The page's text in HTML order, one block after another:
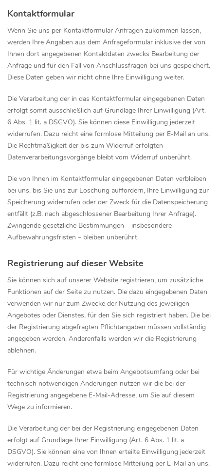
Kontaktformular
Wenn Sie uns per Kontaktformular Anfragen zukommen lassen,
werden Ihre Angaben aus dem Anfrageformular inklusive der von
Ihnen dort angegebenen Kontaktdaten zwecks Bearbeitung der
Anfrage und für den Fall von Anschlussfragen bei uns gespeichert.
Diese Daten geben wir nicht ohne Ihre Einwilligung weiter.
Die Verarbeitung der in das Kontaktformular eingegebenen Daten
erfolgt somit ausschließlich auf Grundlage Ihrer Einwilligung (Art.
6 Abs. 1 lit. a DSGVO). Sie können diese Einwilligung jederzeit
widerrufen. Dazu reicht eine formlose Mitteilung per E-Mail an uns.
Die Rechtmäßigkeit der bis zum Widerruf erfolgten
Datenverarbeitungsvorgänge bleibt vom Widerruf unberührt.
Die von Ihnen im Kontaktformular eingegebenen Daten verbleiben
bei uns, bis Sie uns zur Löschung auffordern, Ihre Einwilligung zur
Speicherung widerrufen oder der Zweck für die Datenspeicherung
entfällt (z.B. nach abgeschlossener Bearbeitung Ihrer Anfrage).
Zwingende gesetzliche Bestimmungen – insbesondere
Aufbewahrungsfristen – bleiben unberührt.
Registrierung auf dieser Website
Sie können sich auf unserer Website registrieren, um zusätzliche
Funktionen auf der Seite zu nutzen. Die dazu eingegebenen Daten
verwenden wir nur zum Zwecke der Nutzung des jeweiligen
Angebotes oder Dienstes, für den Sie sich registriert haben. Die bei
der Registrierung abgefragten Pflichtangaben müssen vollständig
angegeben werden. Anderenfalls werden wir die Registrierung
ablehnen.
Für wichtige Änderungen etwa beim Angebotsumfang oder bei
technisch notwendigen Änderungen nutzen wir die bei der
Registrierung angegebene E-Mail-Adresse, um Sie auf diesem
Wege zu informieren.
Die Verarbeitung der bei der Registrierung eingegebenen Daten
erfolgt auf Grundlage Ihrer Einwilligung (Art. 6 Abs. 1 lit. a
DSGVO). Sie können eine von Ihnen erteilte Einwilligung jederzeit
widerrufen. Dazu reicht eine formlose Mitteilung per E-Mail an uns.